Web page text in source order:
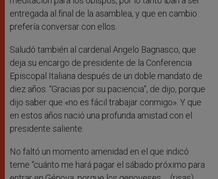
entregada al final de la asamblea, y que en cambio
prefería conversar con ellos.
Saludó también al cardenal Angelo Bagnasco, que
deja su encargo de presidente de la Conferencia
Episcopal Italiana después de un doble mandato de
diez años. “Gracias por su paciencia”, de dijo, porque
dijo saber que «no es fácil trabajar conmigo». Y que
en estos años nació una profunda amistad con el
presidente saliente.
No faltó un momento amenidad en el que indicó
teme “cuánto me hará pagar el sábado próximo para